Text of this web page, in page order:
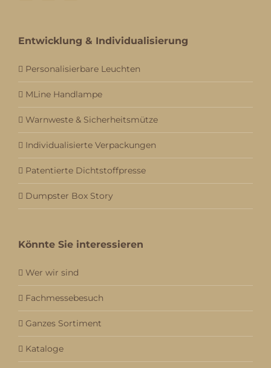
Entwicklung & Individualisierung
Personalisierbare Leuchten
MLine Handlampe
Warnweste & Sicherheitsmütze
Individualisierte Verpackungen
Patentierte Dichtstoffpresse
Dumpster Box Story
Könnte Sie interessieren
Wer wir sind
Fachmessebesuch
Ganzes Sortiment
Kataloge